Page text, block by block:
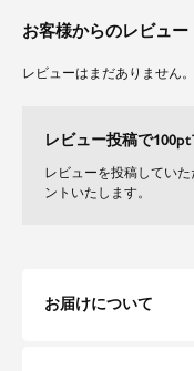
お客様からのレビュー
レビューはまだありません
レビュー投稿で
レビューを投稿してい
ントいたします。
お届けについて